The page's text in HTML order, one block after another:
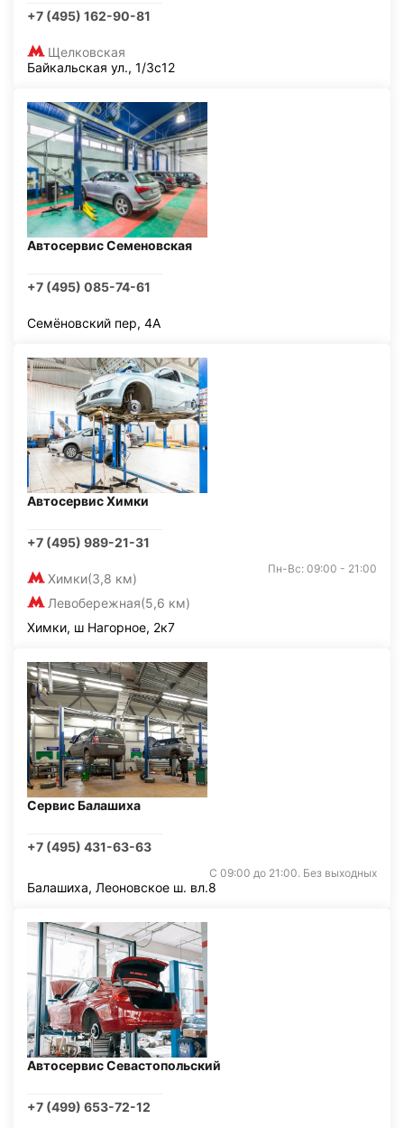
+7 (495) 162-90-81
Щелковская
Байкальская ул., 1/3с12
Автосервис Семеновская
+7 (495) 085-74-61
Семёновский пер, 4А
Автосервис Химки
+7 (495) 989-21-31
Химки(3,8 км)
Левобережная(5,6 км)
Пн-Вс: 09:00 - 21:00
Химки, ш Нагорное, 2к7
Сервис Балашиха
+7 (495) 431-63-63
С 09:00 до 21:00. Без выходных
Балашиха, Леоновское ш. вл.8
Автосервис Севастопольский
+7 (499) 653-72-12